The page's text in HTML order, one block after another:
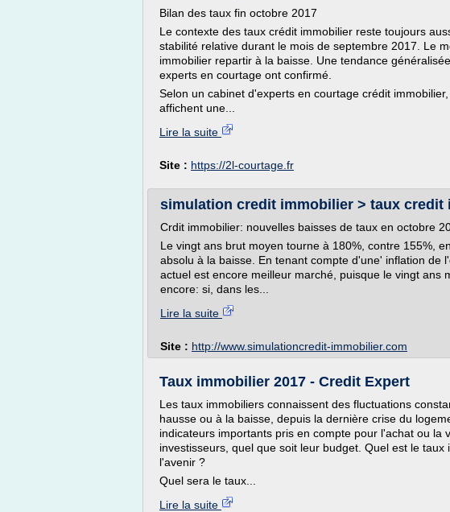
Bilan des taux fin octobre 2017
Le contexte des taux crédit immobilier reste toujours
stabilité relative durant le mois de septembre 2017. Le
immobilier repartir à la baisse. Une tendance
experts en courtage ont confirmé.
Selon un cabinet d'experts en courtage crédit
affichent une...
Lire la suite
Site : https://2l-courtage.fr
simulation credit immobilier > taux credit
Crdit immobilier: nouvelles baisses de taux en octobre
Le vingt ans brut moyen tourne à 180%, contre 155%,
absolu à la baisse. En tenant compte d'une' inflation de
actuel est encore meilleur marché, puisque le vingt ans
encore: si, dans les...
Lire la suite
Site : http://www.simulationcredit-immobilier.com
Taux immobilier 2017 - Credit Expert
Les taux immobiliers connaissent des fluctuations
hausse ou à la baisse, depuis la dernière crise du
indicateurs importants pris en compte pour l'achat ou la
investisseurs, quel que soit leur budget. Quel est le
l'avenir ?
Quel sera le taux...
Lire la suite